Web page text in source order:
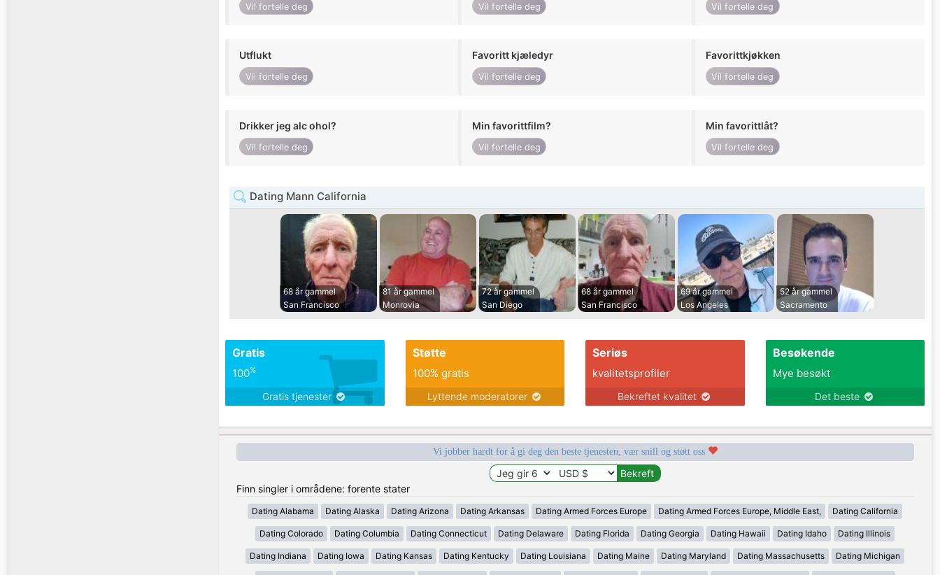
Vil fortelle deg Vil fortelle deg Vil fortelle deg
Utflukt
Vil fortelle deg
Favoritt kjæledyr
Vil fortelle deg
Favorittkjøkken
Vil fortelle deg
Drikker jeg alc ohol?
Vil fortelle deg
Min favorittfilm?
Vil fortelle deg
Min favorittlåt?
Vil fortelle deg
Dating Mann California
68 år gammel
San Francisco
81 år gammel
Monrovia
72 år gammel
San Diego
68 år gammel
San Francisco
69 år gammel
Los Angeles
52 år gammel
Sacramento
Gratis
100%
Gratis tjenester
Støtte
100% gratis
Lyttende moderatorer
Seriøs
kvalitetsprofiler
Bekreftet kvalitet
Besøkende
Mye besøkt
Det beste
Vi jobber hardt for å gi deg den beste tjenesten, vær snill og støtt oss
Finn singler i områdene: forente stater
Dating Alabama Dating Alaska Dating Arizona Dating Arkansas Dating Armed Forces Europe Dating Armed Forces Europe, Middle East, Dating California
Dating Colorado Dating Columbia Dating Connecticut Dating Delaware Dating Florida Dating Georgia Dating Hawaii Dating Idaho Dating Illinois
Dating Indiana Dating Iowa Dating Kansas Dating Kentucky Dating Louisiana Dating Maine Dating Maryland Dating Massachusetts Dating Michigan